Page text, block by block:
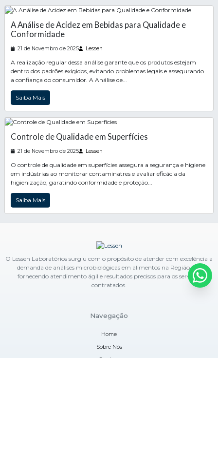
A Análise de Acidez em Bebidas para Qualidade e
Conformidade
21 de Novembro de 2025 Lessen
A realização regular dessa análise garante que os produtos estejam
dentro dos padrões exigidos, evitando problemas legais e assegurando
a confiança do consumidor. A Análise de...
Saiba Mais
Controle de Qualidade em Superfícies
21 de Novembro de 2025 Lessen
O controle de qualidade em superfícies assegura a segurança e higiene
em indústrias ao monitorar contaminatres e avaliar eficácia da
higienização, garatindo conformidade e proteção...
Saiba Mais
O Lessen Laboratórios surgiu com o propósito de atender com excelência a
demanda de análises microbiológicas em alimentos na Região Sul,
fornecendo atendimento ágil e resultados precisos para os serviços
contratados.
Navegação
Home
Sobre Nós
Serviços